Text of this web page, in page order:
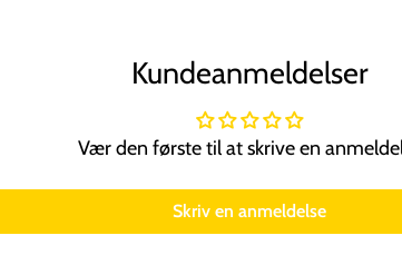
Kundeanmeldelser
Vær den første til at skrive en
Skriv en anmeldelse